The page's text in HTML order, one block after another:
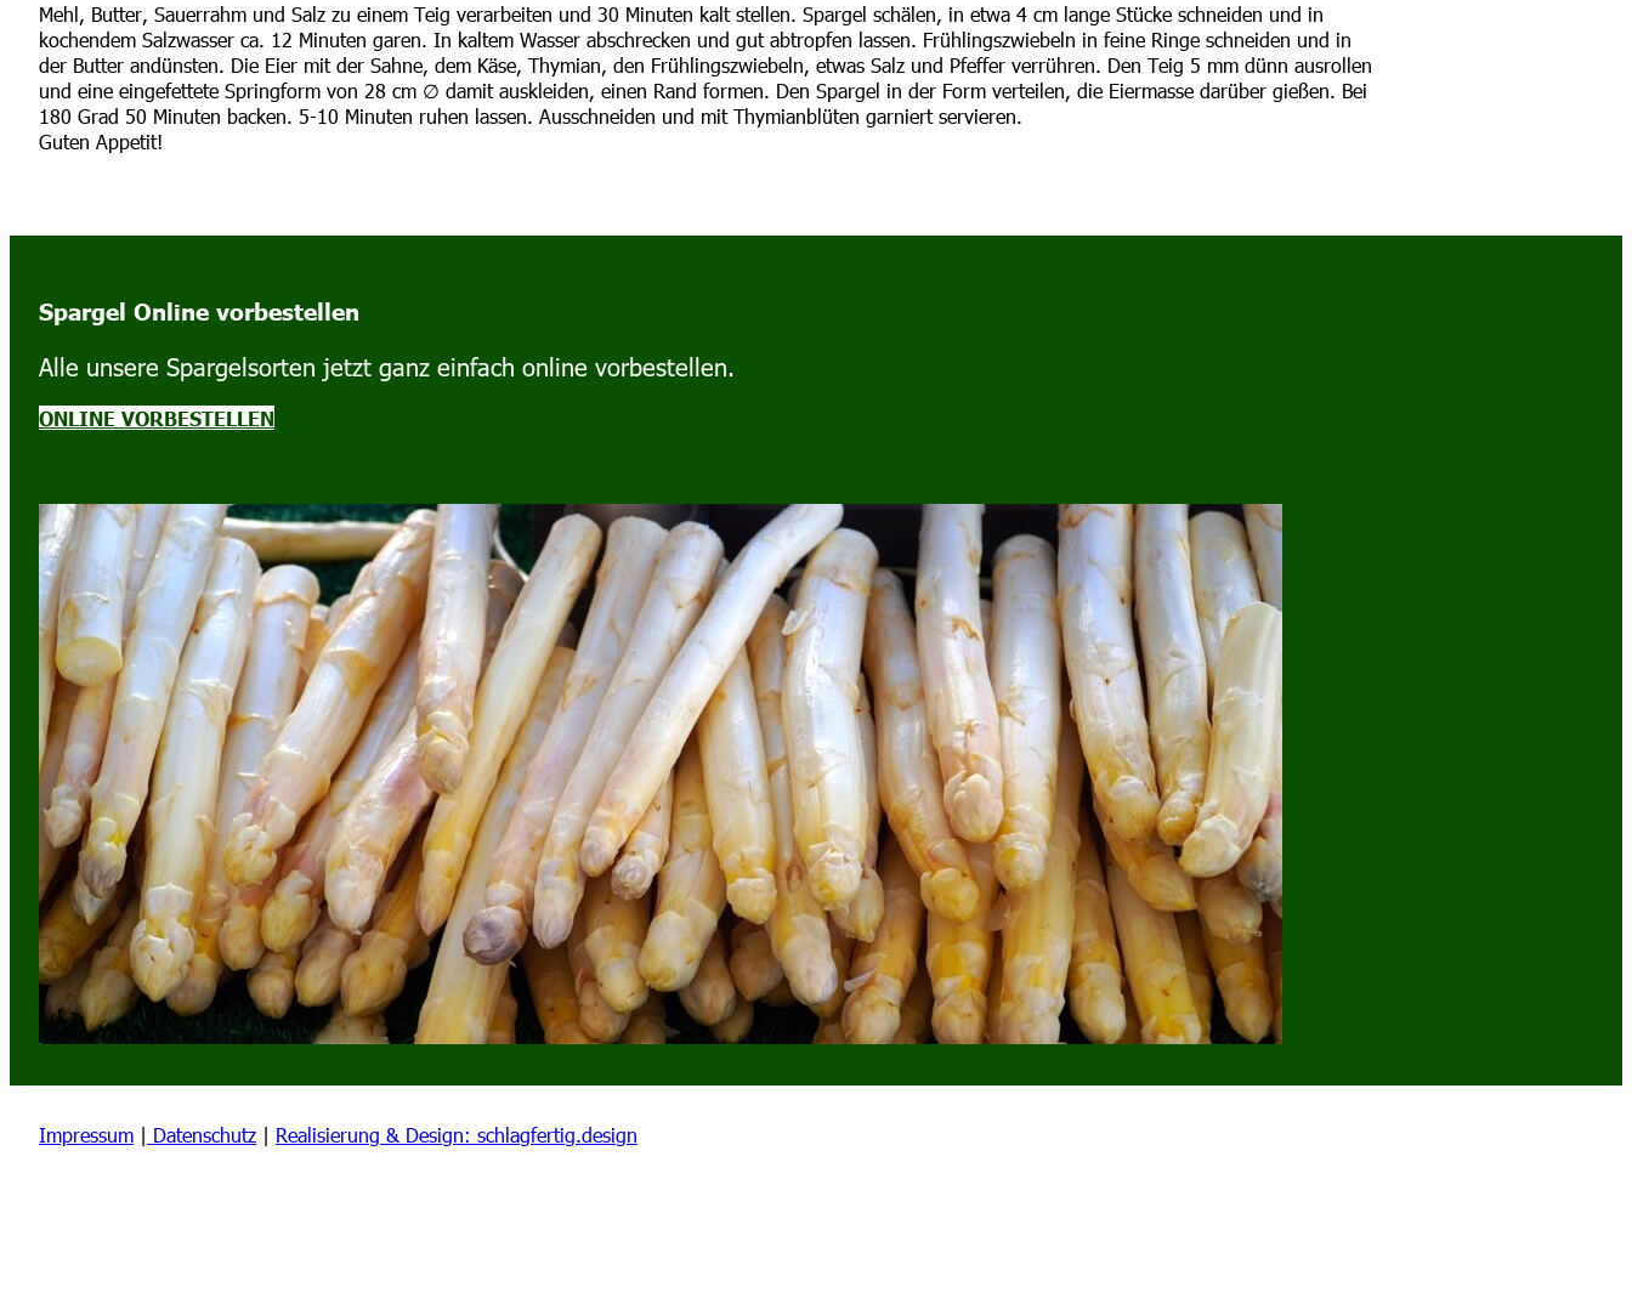
Mehl, Butter, Sauerrahm und Salz zu einem Teig verarbeiten und 30 Minuten kalt stellen. Spargel schälen, in etwa 4 cm lange Stücke schneiden und in
kochendem Salzwasser ca. 12 Minuten garen. In kaltem Wasser abschrecken und gut abtropfen lassen. Frühlingszwiebeln in feine Ringe schneiden und in
der Butter andünsten. Die Eier mit der Sahne, dem Käse, Thymian, den Frühlingszwiebeln, etwas Salz und Pfeffer verrühren. Den Teig 5 mm dünn ausrollen
und eine eingefettete Springform von 28 cm ∅ damit auskleiden, einen Rand formen. Den Spargel in der Form verteilen, die Eiermasse darüber gießen. Bei
180 Grad 50 Minuten backen. 5-10 Minuten ruhen lassen. Ausschneiden und mit Thymianblüten garniert servieren.
Guten Appetit!
Spargel Online vorbestellen
Alle unsere Spargelsorten jetzt ganz einfach online vorbestellen.
ONLINE VORBESTELLEN
Impressum | Datenschutz | Realisierung & Design: schlagfertig.design